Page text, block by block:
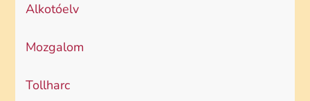
Alkotóelv
Mozgalom
Tollharc